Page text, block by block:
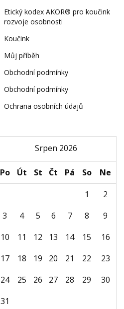
Etický kodex AKOR® pro koučink
rozvoje osobnosti
Koučink
Můj příběh
Obchodní podmínky
Obchodní podmínky
Ochrana osobních údajů
Srpen 2026
Po Út St Čt Pá So
Ne
1
2
3
4 5 6 7 8
9
10
11 12 13 14 15
16
17
18 19 20 21 22
23
24
25 26 27 28 29
30
31